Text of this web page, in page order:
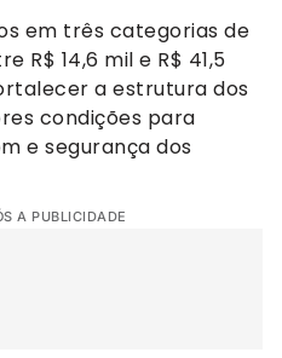
em três categorias de
R$ 14,6 mil e R$ 41,5
a estrutura dos
condições para
e segurança dos
A PUBLICIDADE